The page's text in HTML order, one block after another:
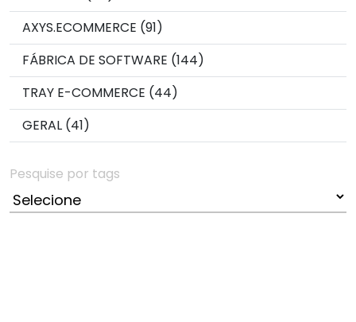
AXYS.ECOMMERCE (91)
FÁBRICA DE SOFTWARE (144)
TRAY E-COMMERCE (44)
GERAL (41)
Pesquise por tags